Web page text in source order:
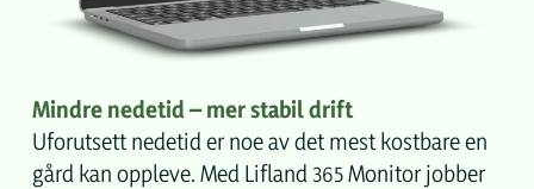
Mindre nedetid – mer stabil drift
Uforutsett nedetid er noe av det mest kostbare en
gård kan oppleve. Med Lifland 365 Monitor jobber